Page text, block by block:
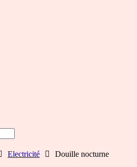
Electricité
Douille nocturne